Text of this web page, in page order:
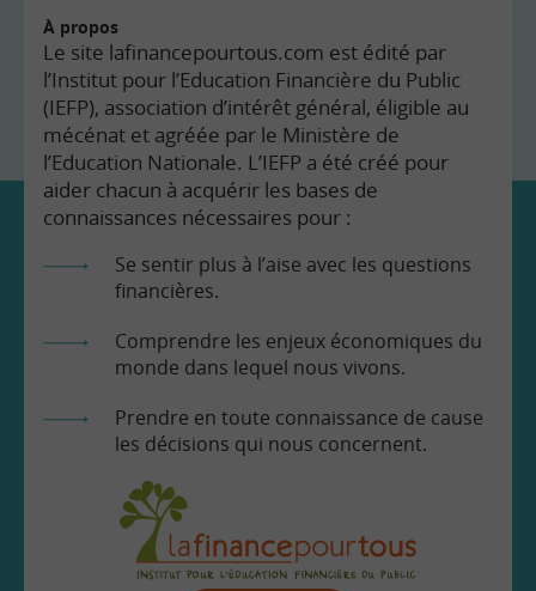
À propos
Le site lafinancepourtous.com est édité par
l’Institut pour l’Education Financière du Public
(IEFP), association d’intérêt général, éligible au
mécénat et agréée par le Ministère de
l’Education Nationale. L’IEFP a été créé pour
aider chacun à acquérir les bases de
connaissances nécessaires pour :
Se sentir plus à l’aise avec les questions
financières.
Comprendre les enjeux économiques du
monde dans lequel nous vivons.
Prendre en toute connaissance de cause
les décisions qui nous concernent.